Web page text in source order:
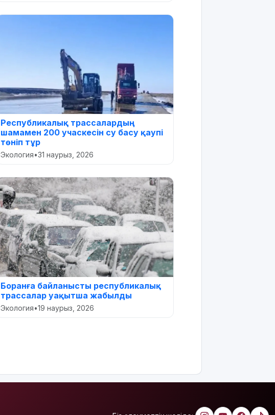
Республикалық трассалардың
шамамен 200 учаскесін су басу қаупі
төніп тұр
Экология•31 наурыз, 2026
Боранға байланысты республикалық
трассалар уақытша жабылды
Экология•19 наурыз, 2026